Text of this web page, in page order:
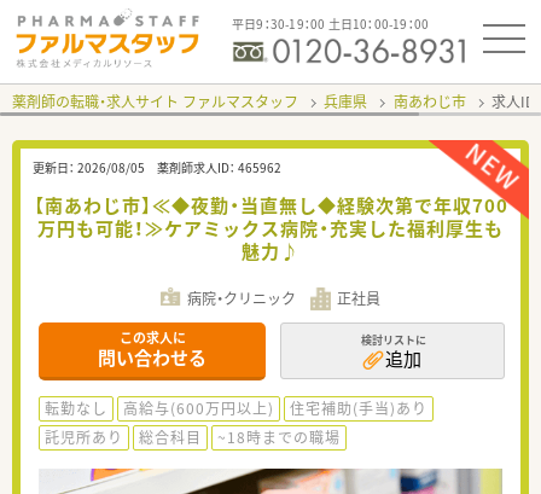
平日9：30-19：00 土日10：00-19：00
薬剤師の転職・求人サイト ファルマスタッフ 兵庫県 南あわじ市 求人ID
更新日： 2026/08/05 薬剤師求人ID： 465962
【南あわじ市】≪◆夜勤・当直無し◆経験次第で年収700
万円も可能！≫ケアミックス病院・充実した福利厚生も
魅力♪
病院・クリニック 正社員
この求人に
問い合わせる
検討リストに
追加
転勤なし 高給与(600万円以上)
住宅補助(手当)あり
託児所あり
総合科目 ~18時までの職場